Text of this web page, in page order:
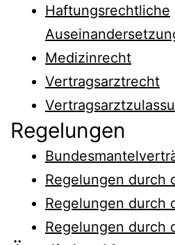
Haftungsrechtliche
Medizinrecht
Vertragsarztrecht
Regelungen
Regelungen durch
Regelungen durch
Regelungen durch